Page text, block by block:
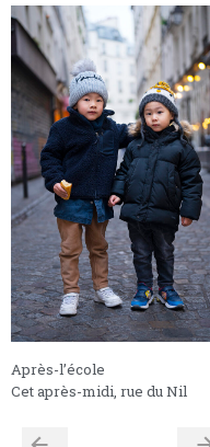
Après-l’école
Cet après-midi, rue du Nil